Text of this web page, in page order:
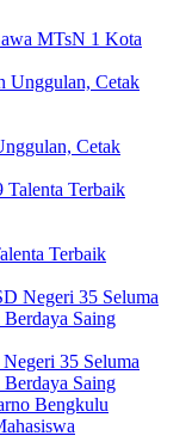
MTsN 1 Kota
Cetak
Terbaik
35 Seluma
Saing